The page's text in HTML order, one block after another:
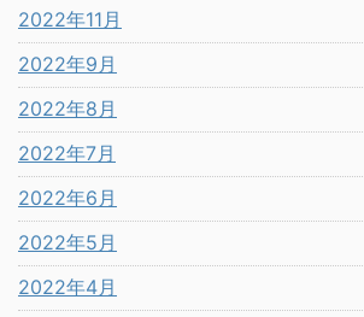
2022年11月
2022年9月
2022年8月
2022年7月
2022年6月
2022年5月
2022年4月